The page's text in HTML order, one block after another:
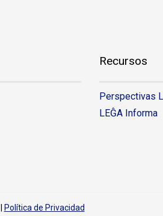
Recursos
Perspectivas
LEĜA Informa
Política de Privacidad